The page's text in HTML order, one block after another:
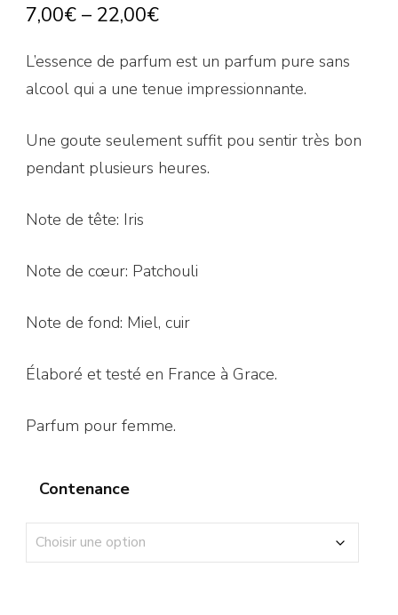
7,00€ – 22,00€
L’essence de parfum est un parfum pure sans
alcool qui a une tenue impressionnante.
Une goute seulement suffit pou sentir très bon
pendant plusieurs heures.
Note de tête: Iris
Note de cœur: Patchouli
Note de fond: Miel, cuir
Élaboré et testé en France à Grace.
Parfum pour femme.
Contenance